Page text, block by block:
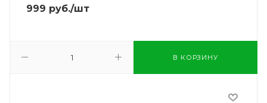
999 руб./шт
В КОРЗИНУ